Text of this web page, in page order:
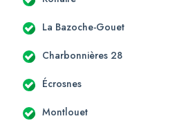
La Bazoche-Gouet
Charbonnières 28
Écrosnes
Montlouet